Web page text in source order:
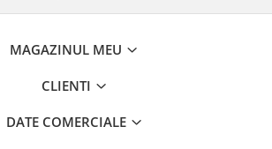
MAGAZINUL MEU
CLIENTI
DATE COMERCIALE